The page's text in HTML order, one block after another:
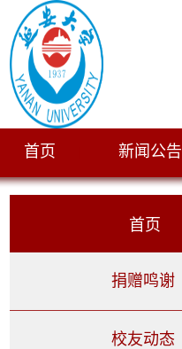
首页 新闻公告
首页
捐赠鸣谢
校友动态